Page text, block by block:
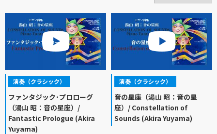
演奏（クラシック）
ファンタジック･プロローグ
（湯山 昭：音の星座）/
Fantastic Prologue (Akira
Yuyama)
演奏（クラシック）
音の星座（湯山 昭：音の星
座）/ Constellation of
Sounds (Akira Yuyama)